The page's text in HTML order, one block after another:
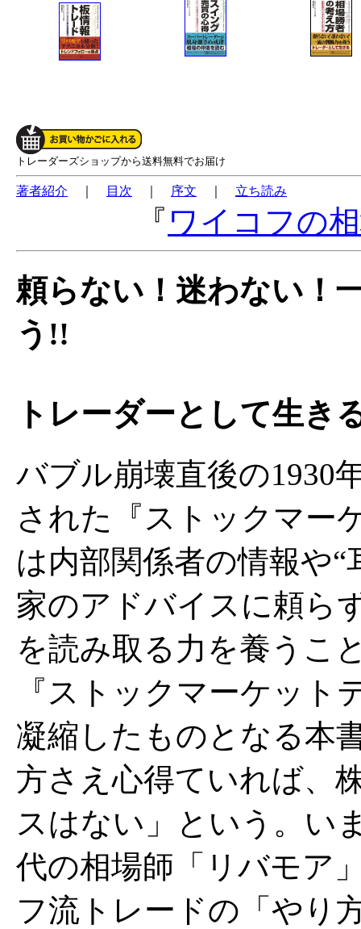
トレーダーズショップから送料無料でお届け
著者紹介 目次 序文 立ち読み
『 ワイコフの
頼らない！迷わない！
う!!
トレーダーとして生き
バブル崩壊直後の1930
された『ストックマー
は内部関係者の情報や“
家のアドバイスに頼ら
を読み取る力を養うこ
『ストックマーケッ
凝縮したものとなる本
方さえ心得ていれば、
スはない」という。い
代の相場師「リバモア
フ流トレードの「やり